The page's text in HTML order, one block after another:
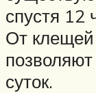
спустя 12
От клещей
суток.